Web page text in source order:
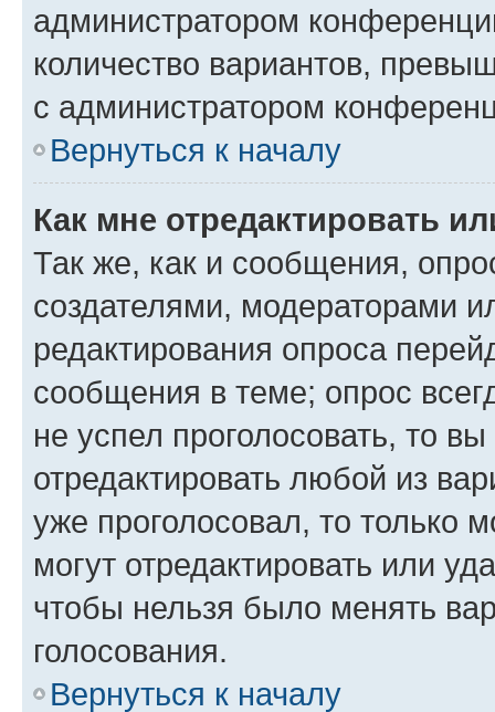
администратором
количество вариантов,
с администратором
Вернуться к началу
Как мне отредактировать
Так же, как и сообщения,
создателями, модераторами
редактирования опроса
сообщения в теме; опрос
не успел проголосовать, то
отредактировать любой из
уже проголосовал, то только
могут отредактировать или
чтобы нельзя было менять
голосования.
Вернуться к началу